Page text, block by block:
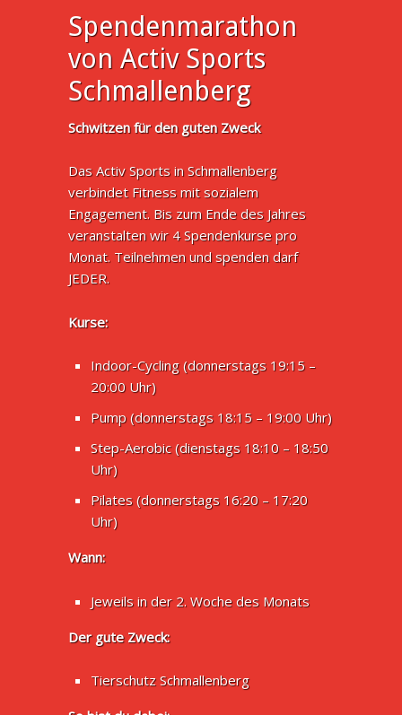
Spendenmarathon
von Activ Sports
Schmallenberg
Schwitzen für den guten Zweck
Das Activ Sports in Schmallenberg
verbindet Fitness mit sozialem
Engagement. Bis zum Ende des Jahres
veranstalten wir 4 Spendenkurse pro
Monat. Teilnehmen und spenden darf
JEDER.
Kurse:
Indoor-Cycling (donnerstags 19:15 –
20:00 Uhr)
Pump (donnerstags 18:15 – 19:00 Uhr)
Step-Aerobic (dienstags 18:10 – 18:50
Uhr)
Pilates (donnerstags 16:20 – 17:20
Uhr)
Wann:
Jeweils in der 2. Woche des Monats
Der gute Zweck:
Tierschutz Schmallenberg